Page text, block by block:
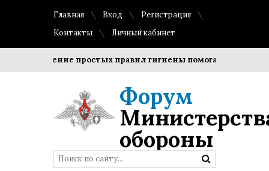
Главная Вход
Регистрация
Контакты
Личный кабинет
Соблюдение простых правил гигиены помогает сохранить
Форум
обороны